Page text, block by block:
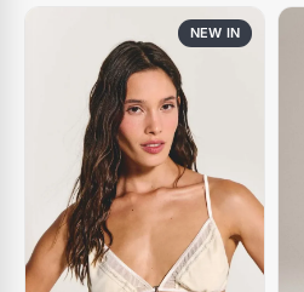
NEW IN